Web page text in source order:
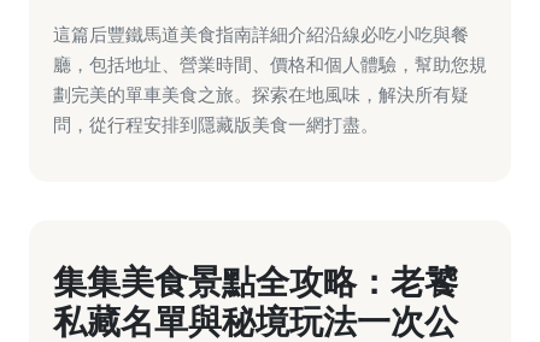
這篇后豐鐵馬道美食指南詳細介紹沿線必吃小吃與餐
廳，包括地址、營業時間、價格和個人體驗，幫助您規
劃完美的單車美食之旅。探索在地風味，解決所有疑
問，從行程安排到隱藏版美食一網打盡。
集集美食景點全攻略：老饕
私藏名單與秘境玩法一次公